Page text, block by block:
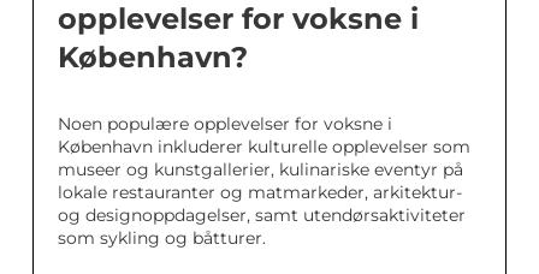
opplevelser for voksne i
København?
Noen populære opplevelser for voksne i
København inkluderer kulturelle opplevelser som
museer og kunstgallerier, kulinariske eventyr på
lokale restauranter og matmarkeder, arkitektur-
og designoppdagelser, samt utendørsaktiviteter
som sykling og båtturer.